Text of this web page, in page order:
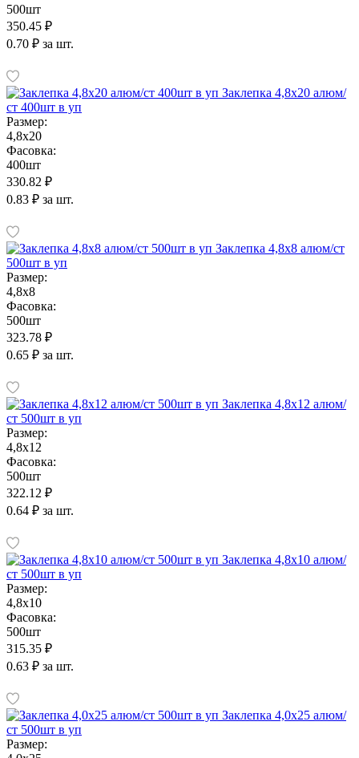
500шт
350.45 ₽
0.70 ₽ за шт.
Заклепка 4,8х20 алюм/
ст 400шт в уп
Размер:
4,8х20
Фасовка:
400шт
330.82 ₽
0.83 ₽ за шт.
Заклепка 4,8х8 алюм/ст
500шт в уп
Размер:
4,8х8
Фасовка:
500шт
323.78 ₽
0.65 ₽ за шт.
Заклепка 4,8х12 алюм/
ст 500шт в уп
Размер:
4,8х12
Фасовка:
500шт
322.12 ₽
0.64 ₽ за шт.
Заклепка 4,8х10 алюм/
ст 500шт в уп
Размер:
4,8х10
Фасовка:
500шт
315.35 ₽
0.63 ₽ за шт.
Заклепка 4,0х25 алюм/
ст 500шт в уп
Размер: